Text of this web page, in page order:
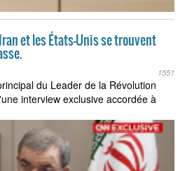
et les États-Unis se trouvent
1551
du Leader de la Révolution
interview exclusive accordée à